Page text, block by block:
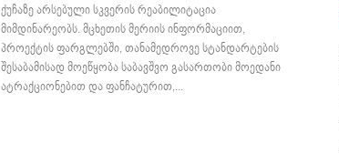
ქუჩაზე არსებული სკვერის რეაბილიტაცია
მიმდინარეობს. მცხეთის მერიის ინფორმაციით,
პროექტის ფარგლებში, თანამედროვე სტანდარტების
შესაბამისად მოეწყობა საბავშვო გასართობი მოედანი
ატრაქციონებით და ფანჩატურით,...